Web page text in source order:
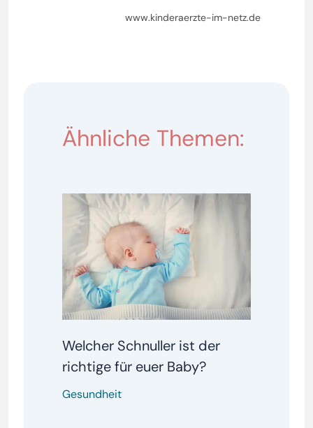
www.kinderaerzte-im-netz.de
Ähnliche Themen:
Welcher Schnuller ist der
richtige für euer Baby?
Gesundheit